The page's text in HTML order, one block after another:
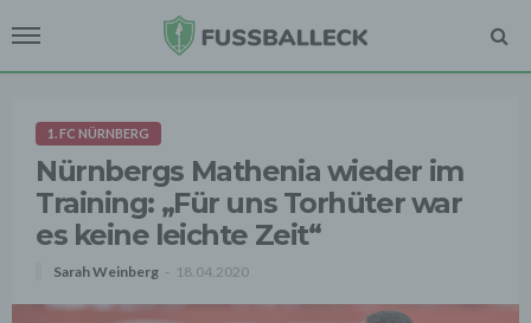
1. FC NÜRNBERG
Nürnbergs Mathenia wieder im
Training: „Für uns Torhüter war
es keine leichte Zeit“
Sarah Weinberg 18.04.2020